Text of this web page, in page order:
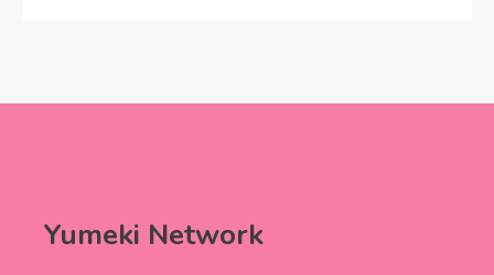
Yumeki Network